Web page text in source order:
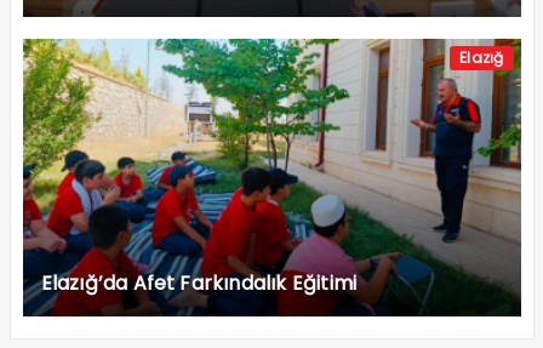
Elazığ
Elazığ’da Afet Farkındalık Eğitimi